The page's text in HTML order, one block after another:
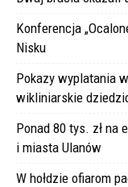
Konferencja
Nisku
Pokazy wyplatania
wikliniarskie
Ponad 80 tys. zł na
i miasta Ulanów
W hołdzie ofiarom